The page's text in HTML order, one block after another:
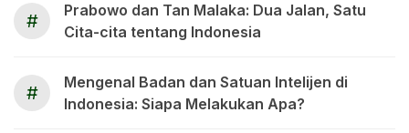
#
Prabowo dan Tan Malaka: Dua Jalan, Satu
Cita-cita tentang Indonesia
#
Mengenal Badan dan Satuan Intelijen di
Indonesia: Siapa Melakukan Apa?